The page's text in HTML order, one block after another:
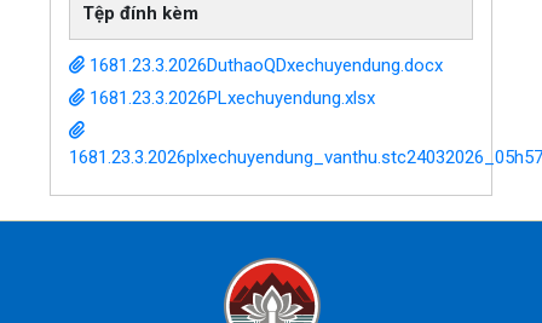
Tệp đính kèm
1681.23.3.2026DuthaoQDxechuyendung.docx
1681.23.3.2026PLxechuyendung.xlsx